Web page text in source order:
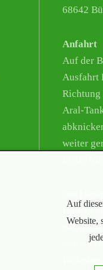
68642
Anfahrt
Auf der
Ausfahrt
Richtung
Aral-
weiter
befindet
Auf
Website,